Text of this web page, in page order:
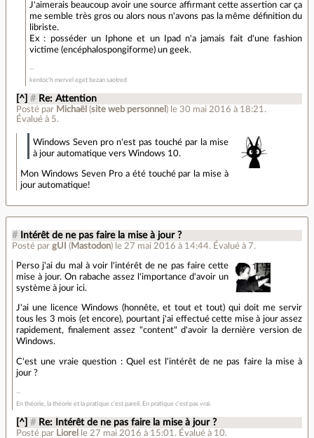
J'aimerais beaucoup avoir une source affirmant cette assertion car ça
me semble très gros ou alors nous n'avons pas la même définition du
libriste.
Ex : posséder un Iphone et un Ipad n'a jamais fait d'une fashion
victime (encéphalospongiforme) un geek.
kentoc'h mervel eget bezan saotred
[^] # Re: Attention
Posté par Michaël (site web personnel ) le 30 mai 2016 à 18:21 .
Évalué à 5.
Windows Seven pro n'est pas touché par la mise
à jour automatique vers Windows 10.
Mon Windows Seven Pro a été touché par la mise à
jour automatique!
# Intérêt de ne pas faire la mise à jour ?
Posté par gUI ( Mastodon) le 27 mai 2016 à 14:44. Évalué à 7.
Perso j'ai du mal à voir l'intérêt de ne pas faire cette
mise à jour. On rabache assez l'importance d'avoir un
système à jour ici.
J'ai une licence Windows (honnête, et tout et tout) qui doit me servir
tous les 3 mois (et encore), pourtant j'ai effectué cette mise à jour assez
rapidement, finalement assez "content" d'avoir la dernière version de
Windows.
C'est une vraie question : Quel est l'intérêt de ne pas faire la mise à
jour ?
En théorie, la théorie et la pratique c'est pareil. En pratique c'est pas vrai.
[^] # Re: Intérêt de ne pas faire la mise à jour ?
Posté par Liorel le 27 mai 2016 à 15:01 . Évalué à 10.